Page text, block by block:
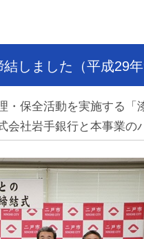
しました（平成29年
保全活動を実施する「
社岩手銀行と本事業の